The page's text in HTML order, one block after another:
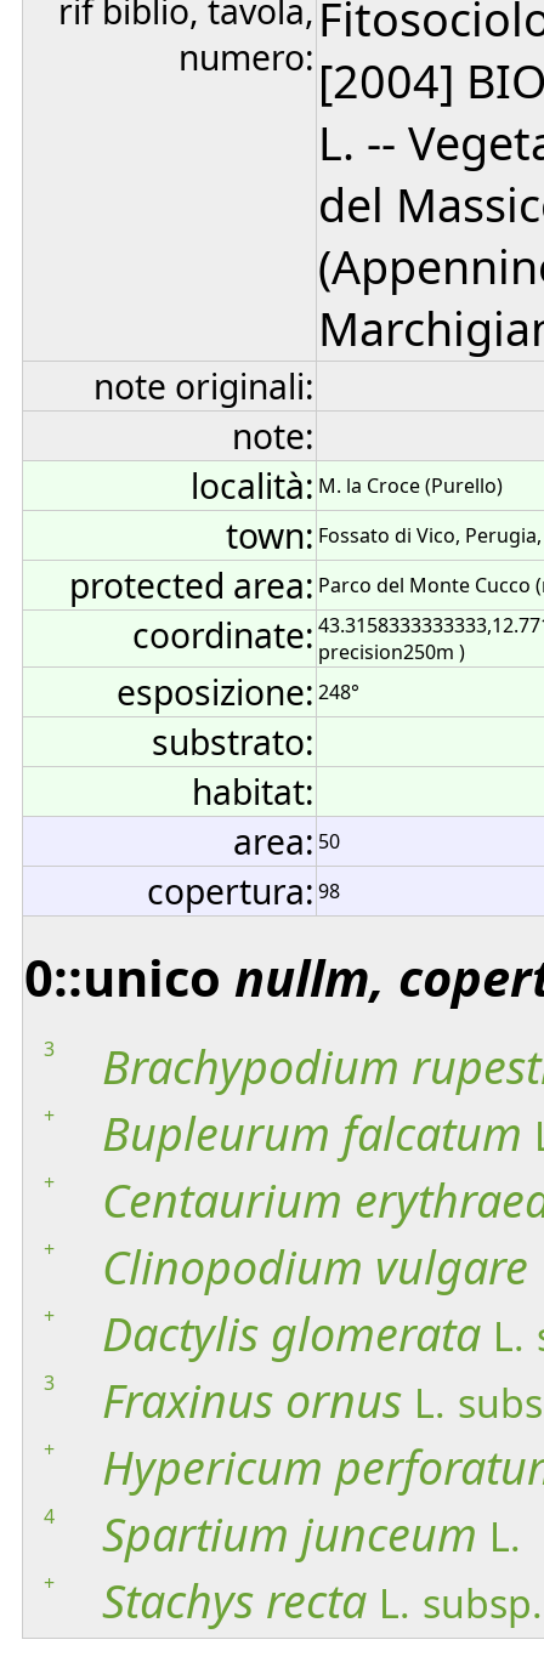
rif biblio, tavola,
numero: [2004]
L. --
del
note originali:
note:
località: M. la Croce (Purello)
town: Fossato di Vico,
protected area: Parco del Monte Cucco
coordinate: precision250m )
esposizione: 248°
substrato:
habitat:
area: 50
copertura: 98
0::unico nullm,
3 Brachypodium
+ Bupleurum falcatum
+ Centaurium
+ Clinopodium vulgare
+ Dactylis glomerata L.
3 Fraxinus ornus L.
+ Hypericum
4 Spartium junceum L.
+ Stachys recta L. subsp.